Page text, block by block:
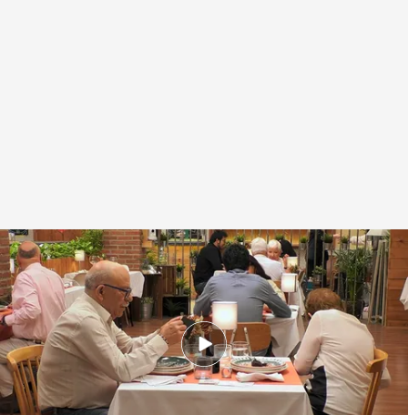
El soltero ofrece ayuda a su cita en First Dates después de atragantarse.
cuatro.com
First Dates
17 SEP 2025 - 23:13h.
Descubre al completo la cita de Luis y Maricruz
en 'First Dates'